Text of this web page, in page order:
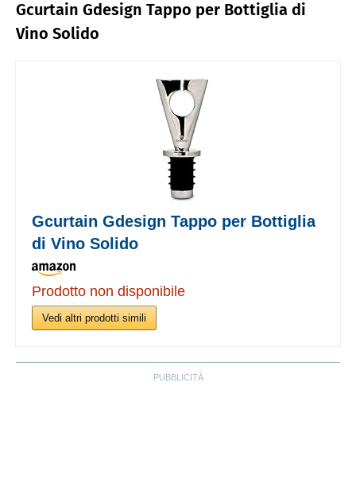
Gcurtain Gdesign Tappo per Bottiglia di
Vino Solido
Gcurtain Gdesign Tappo per Bottiglia
di Vino Solido
Prodotto non disponibile
Vedi altri prodotti simili